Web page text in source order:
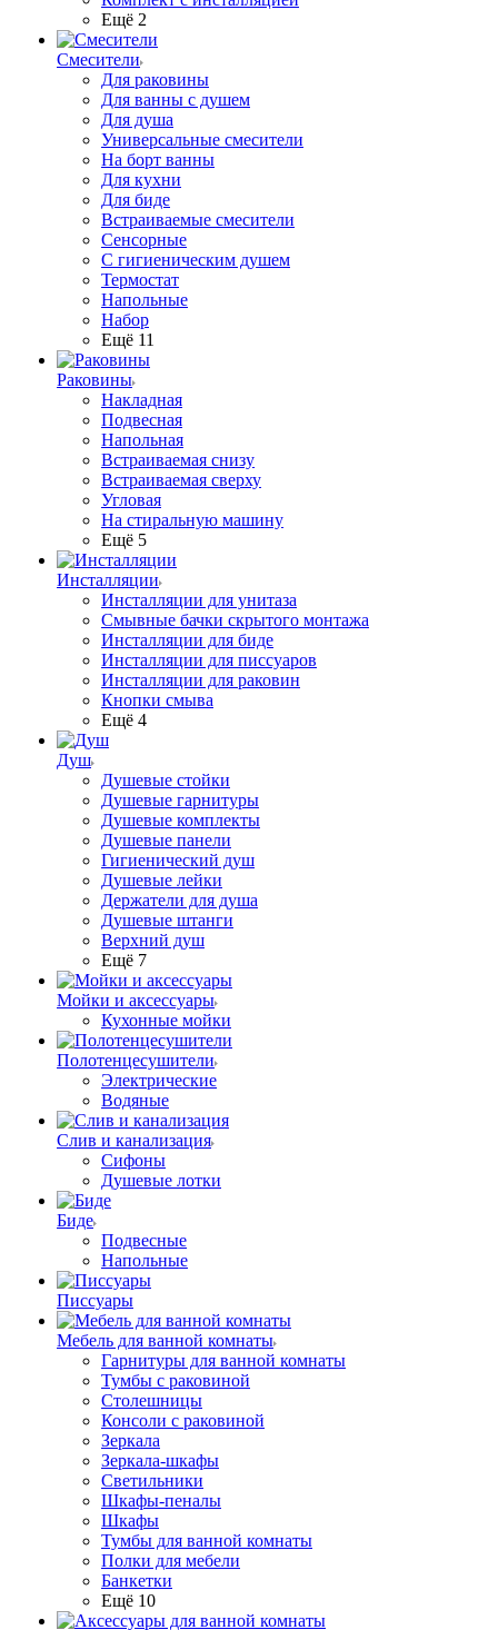
Ещё 2
Смесители
Для раковины
Для ванны с душем
Для душа
Универсальные смесители
На борт ванны
Для кухни
Для биде
Встраиваемые смесители
Сенсорные
С гигиеническим душем
Термостат
Напольные
Набор
Ещё 11
Раковины
Накладная
Подвесная
Напольная
Встраиваемая снизу
Встраиваемая сверху
Угловая
На стиральную машину
Ещё 5
Инсталляции
Инсталляции для унитаза
Смывные бачки скрытого монтажа
Инсталляции для биде
Инсталляции для писсуаров
Инсталляции для раковин
Кнопки смыва
Ещё 4
Душ
Душевые стойки
Душевые гарнитуры
Душевые комплекты
Душевые панели
Гигиенический душ
Душевые лейки
Держатели для душа
Душевые штанги
Верхний душ
Ещё 7
Мойки и аксессуары
Кухонные мойки
Полотенцесушители
Электрические
Водяные
Слив и канализация
Сифоны
Душевые лотки
Биде
Подвесные
Напольные
Писсуары
Мебель для ванной комнаты
Гарнитуры для ванной комнаты
Тумбы с раковиной
Столешницы
Консоли с раковиной
Зеркала
Зеркала-шкафы
Светильники
Шкафы-пеналы
Шкафы
Тумбы для ванной комнаты
Полки для мебели
Банкетки
Ещё 10